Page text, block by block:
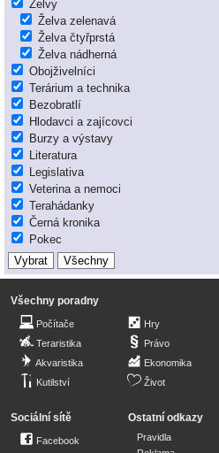
Želvy
Želva zelenavá
Želva čtyřprstá
Želva nádherná
Obojživelníci
Terárium a technika
Bezobratlí
Hlodavci a zajícovci
Burzy a výstavy
Literatura
Legislativa
Veterina a nemoci
Terahádanky
Černá kronika
Pokec
Všechny poradny
Počítače
Teraristika
Akvaristika
Kutilství
Hry
Právo
Ekonomika
Život
Sociální sítě
Facebook
Ostatní odkazy
Pravidla